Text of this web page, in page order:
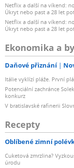
Netflix a další na víkend:
Úkryt nebo past a 28 let
Netflix a další na víkend:
Úkryt nebo past a 28 let
Ekonomika a
Daňové přiznání
Itálie vyklízí pláže. První
Potenciální zachránce
konkurz
V bratislavské rafinerii
Recepty
Oblíbené zimní
Cuketová zmrzlina?
úrodu